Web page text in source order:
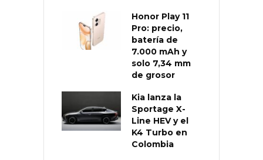
Honor Play 11
Pro: precio,
batería de
7.000 mAh y
solo 7,34 mm
de grosor
Kia lanza la
Sportage X-
Line HEV y el
K4 Turbo en
Colombia